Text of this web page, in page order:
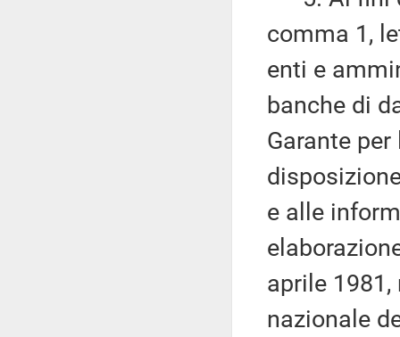
comma 1,
enti e
banche di
Garante
e alle
aprile
nazionale